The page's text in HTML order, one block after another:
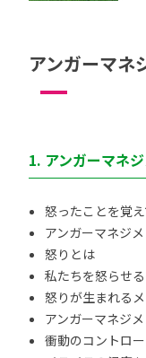
アンガーマネ
1. アンガーマネ
怒ったことを覚
アンガーマネジ
怒りとは
私たちを怒らせ
怒りが生まれる
アンガーマネジ
衝動のコントロー